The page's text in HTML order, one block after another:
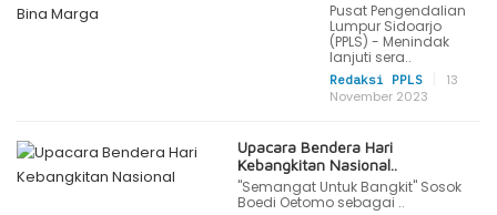
Pusat Pengendalian
Lumpur Sidoarjo
(PPLS) - Menindak
lanjuti sera..
Redaksi PPLS
13
November 2023
Upacara Bendera Hari
Kebangkitan Nasional..
"Semangat Untuk Bangkit" Sosok
Boedi Oetomo sebagai ..